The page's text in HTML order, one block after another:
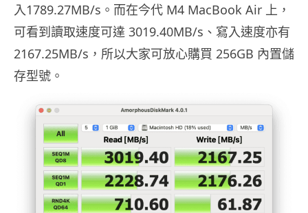
入1789.27MB/s。而在今代 M4 MacBook Air 上，
可看到讀取速度可達 3019.40MB/s、寫入速度亦有
2167.25MB/s，所以大家可放心購買 256GB 內置儲
存型號。